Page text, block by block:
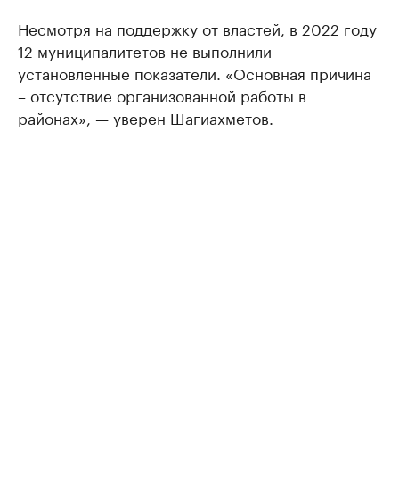
Несмотря на поддержку от властей, в 2022 году
12 муниципалитетов не выполнили
установленные показатели. «Основная причина
– отсутствие организованной работы в
районах», — уверен Шагиахметов.